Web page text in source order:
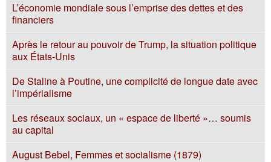
L’économie mondiale sous l’emprise des dettes et des
financiers
Après le retour au pouvoir de Trump, la situation politique
aux États-Unis
De Staline à Poutine, une complicité de longue date avec
l’impérialisme
Les réseaux sociaux, un « espace de liberté »… soumis
au capital
August Bebel, Femmes et socialisme (1879)